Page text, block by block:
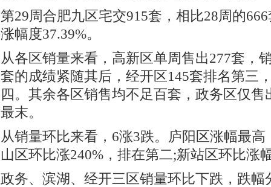
第29周合肥九区宅交915套，相比28周的
涨幅度37.39%。
从各区销量来看，高新区单周售出277套，
套的成绩紧随其后，经开区145套排名第三
四。其余各区销售均不足百套，政务区仅
最末。
从销量环比来看，6涨3跌。庐阳区涨幅最高
山区环比涨240%，排在第二;新站区环比涨
政务、滨湖、经开三区销量环比下跌，跌幅